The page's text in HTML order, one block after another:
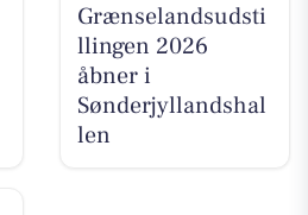
Grænselandsudsti
llingen 2026
åbner i
Sønderjyllandshal
len